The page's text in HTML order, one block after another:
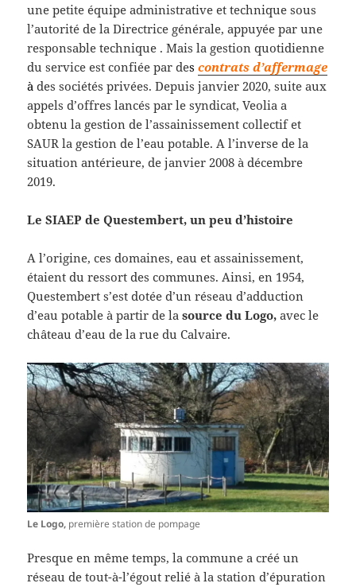
une petite équipe administrative et technique sous
l’autorité de la Directrice générale, appuyée par une
responsable technique . Mais la gestion quotidienne
du service est confiée par descontrats d’affermage
à des sociétés privées. Depuis janvier 2020, suite aux
appels d’offres lancés par le syndicat, Veolia a
obtenu la gestion de l’assainissement collectif et
SAUR la gestion de l’eau potable. A l’inverse de la
situation antérieure, de janvier 2008 à décembre
2019.
Le SIAEP de Questembert, un peu d’histoire
A l’origine, ces domaines, eau et assainissement,
étaient du ressort des communes. Ainsi, en 1954,
Questembert s’est dotée d’un réseau d’adduction
d’eau potable à partir de lasource du Logo,avec le
château d’eau de la rue du Calvaire.
Le Logo, première station de pompage
Presque en même temps, la commune a créé un
réseau de tout-à-l’égout relié à la station d’épuration